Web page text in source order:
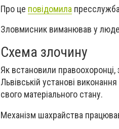
Про це повідомила
Зловмисник виманював у
Схема злочину
Як встановили
Львівській установі
свого матеріального стану.
Механізм шахрайства